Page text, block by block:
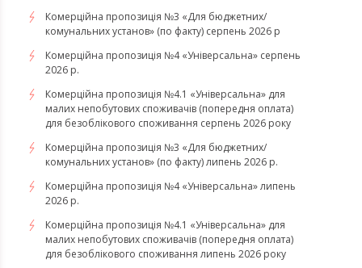
Комерційна пропозиція №3 «Для бюджетних/
комунальних установ» (по факту) серпень 2026 р
Комерційна пропозиція №4 «Універсальна» серпень
2026 р.
Комерційна пропозиція №4.1 «Універсальна» для
малих непобутових споживачів (попередня оплата)
для безоблікового споживання серпень 2026 року
Комерційна пропозиція №3 «Для бюджетних/
комунальних установ» (по факту) липень 2026 р.
Комерційна пропозиція №4 «Універсальна» липень
2026 р.
Комерційна пропозиція №4.1 «Універсальна» для
малих непобутових споживачів (попередня оплата)
для безоблікового споживання липень 2026 року